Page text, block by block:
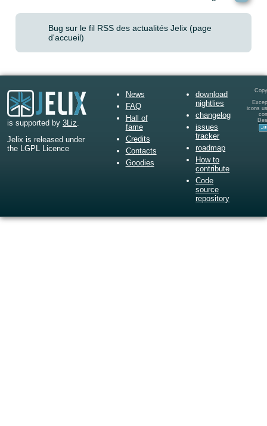
Bug sur le fil RSS des actualités Jelix (page
d'accueil)
is supported by 3Liz.
Jelix is released under
the LGPL Licence
News
FAQ
Hall of
fame
Credits
Contacts
Goodies
download
nightlies
changelog
issues
tracker
roadmap
How to
contribute
Code
source
repository
icons